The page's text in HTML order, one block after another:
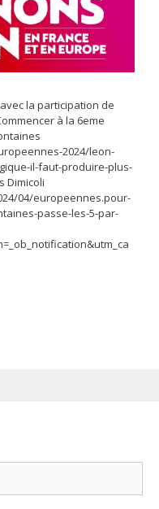
la participation de
à la 6eme
2024/leon-
il-faut-produire-plus-
Dimicoli
04/europeennes.pour-
passe-les-5-par-